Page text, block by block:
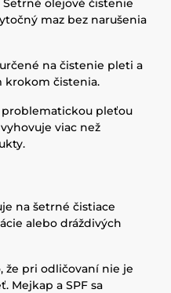
olejové čistenie
maz bez narušenia
na čistenie pleti a
krokom čistenia.
problematickou pleťou
viac než
na šetrné čistiace
alebo dráždivých
že pri odličovaní nie je
Mejkap a SPF sa